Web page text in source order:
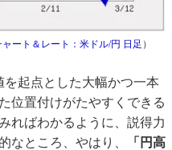
ート＆レート：米ドル/円 日足 ）
起点とした大幅かつ一本
位置付けがたやすくできる
ればわかるように、説得力
なところ、やはり、
「円高